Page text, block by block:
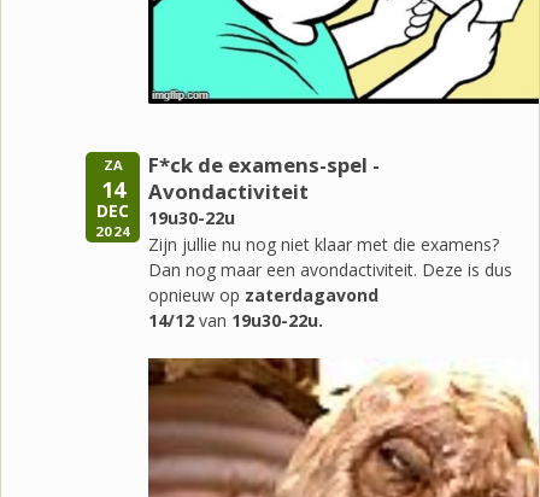
ZA
14
DEC
2024
F*ck de examens-spel -
Avondactiviteit
19u30-22u
Zijn jullie nu nog niet klaar met die examens?
Dan nog maar een avondactiviteit. Deze is dus
opnieuw op zaterdagavond
14/12 van 19u30-22u.